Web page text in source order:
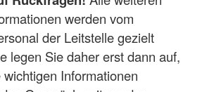
werden vom
der Leitstelle gezielt
legen Sie daher erst dann auf,
Informationen